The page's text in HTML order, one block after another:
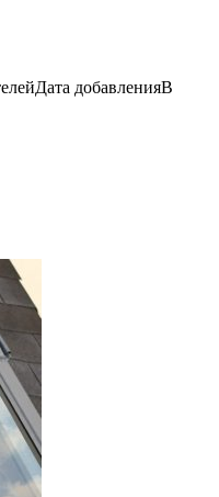
Дата добавленияВ